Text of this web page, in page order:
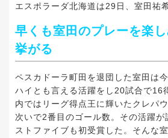
エスポラーダ北海道は29日、室田祐
早くも室田のプレーを楽
挙がる
ペスカドーラ町田を退団した室田は
ハイとも言える活躍をし20試合で16
内ではリーグ得点王に輝いたクレパ
次いで2番目のゴール数。その活躍
ストファイブも初受賞した。そんな